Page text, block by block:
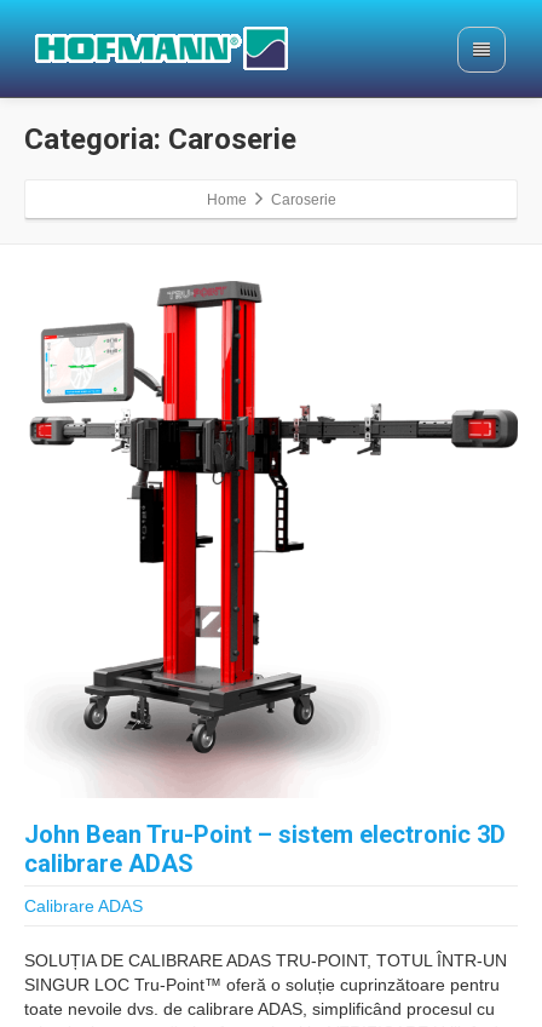
Categoria: Caroserie
Home Caroserie
John Bean Tru-Point – sistem electronic 3D
calibrare ADAS
Calibrare ADAS
SOLUȚIA DE CALIBRARE ADAS TRU-POINT, TOTUL ÎNTR-UN
SINGUR LOC Tru-Point™ oferă o soluție cuprinzătoare pentru
toate nevoile dvs. de calibrare ADAS, simplificând procesul cu